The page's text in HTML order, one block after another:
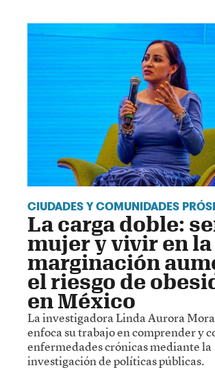
CIUDADES Y COMUNIDADES
La carga doble:
mujer y vivir en la
marginación
el riesgo de
en México
La investigadora Linda Aurora
enfoca su trabajo en comprender y
enfermedades crónicas mediante la
investigación de políticas públicas.